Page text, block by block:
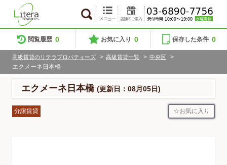
閲覧履歴 0 お気に入り 0 保存した条件 0
高級賃貸のリテラプロパティーズ > 高級賃貸一覧 > 中央区
>
エクメーネ日本橋
エクメーネ日本橋 (更新日：08月05日)
分譲賃貸 お気に入り